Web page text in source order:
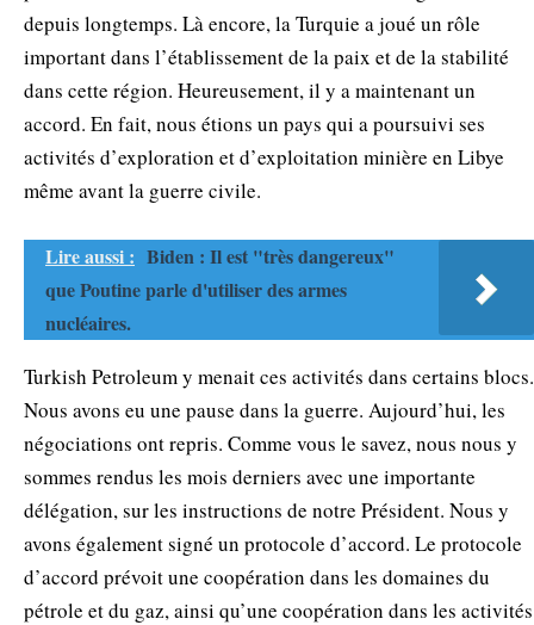
depuis longtemps. Là encore, la Turquie a joué un rôle
important dans l’établissement de la paix et de la stabilité
dans cette région. Heureusement, il y a maintenant un
accord. En fait, nous étions un pays qui a poursuivi ses
activités d’exploration et d’exploitation minière en Libye
même avant la guerre civile.
Lire aussi : Biden : Il est "très dangereux"
que Poutine parle d'utiliser des armes
nucléaires.
Turkish Petroleum y menait ces activités dans certains blocs.
Nous avons eu une pause dans la guerre. Aujourd’hui, les
négociations ont repris. Comme vous le savez, nous nous y
sommes rendus les mois derniers avec une importante
délégation, sur les instructions de notre Président. Nous y
avons également signé un protocole d’accord. Le protocole
d’accord prévoit une coopération dans les domaines du
pétrole et du gaz, ainsi qu’une coopération dans les activités